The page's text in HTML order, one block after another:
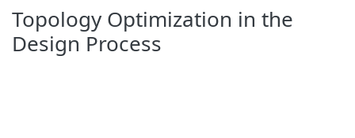
Topology Optimization in the
Design Process